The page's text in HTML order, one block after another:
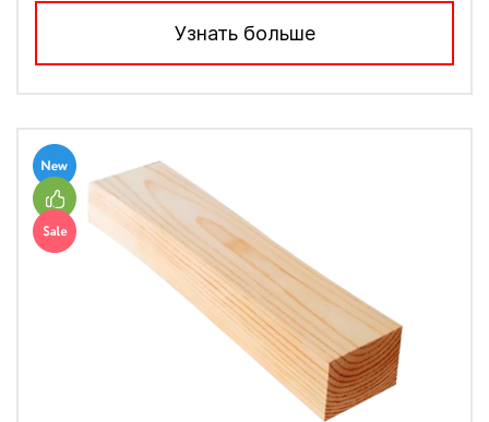
Узнать больше